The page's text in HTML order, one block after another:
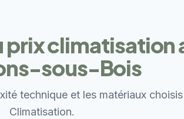
prix climatisation
sous-Bois
technique et les matériaux
Climatisation.